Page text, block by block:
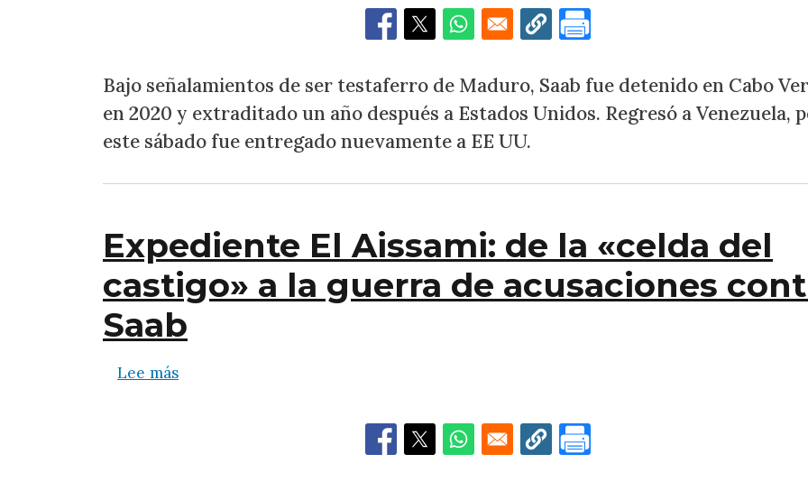
Bajo señalamientos de ser testaferro de Maduro, Saab fue detenido en Cabo
en 2020 y extraditado un año después a Estados Unidos. Regresó a Venezuela,
este sábado fue entregado nuevamente a EE UU.
Expediente El Aissami: de la «celda del
castigo» a la guerra de acusaciones
Saab
Lee mássobre Expediente El Aissami: de la «celda del castigo» a la guerra de acusaciones